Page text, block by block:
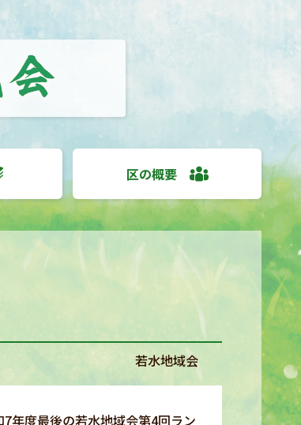
区の概要
若水地域会
年度最後の若水地域会第4回ラン